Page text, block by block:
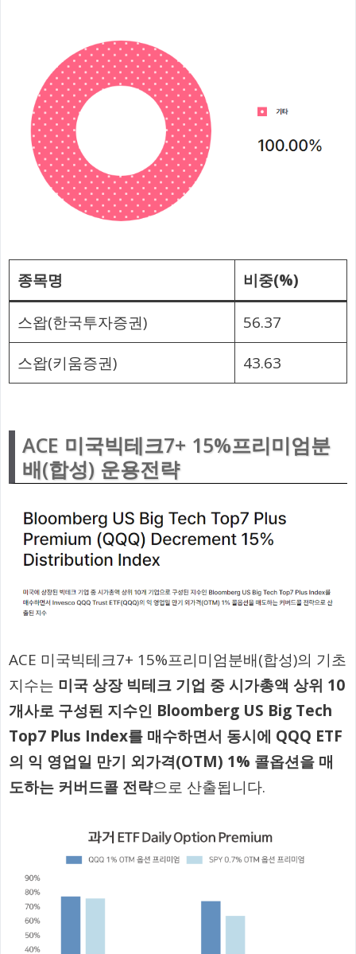
종목명 비중(%)
스왑(한국투자증권)
56.37
스왑(키움증권)
43.63
ACE 미국빅테크7+ 15%프리미엄분
배(합성) 운용전략
ACE 미국빅테크7+ 15%프리미엄분배(합성)의 기초
지수는 미국 상장 빅테크 기업 중 시가총액 상위 10
개사로 구성된 지수인 Bloomberg US Big Tech
Top7 Plus Index를 매수하면서 동시에 QQQ ETF
의 익 영업일 만기 외가격(OTM) 1% 콜옵션을 매
도하는 커버드콜 전략으로 산출됩니다.